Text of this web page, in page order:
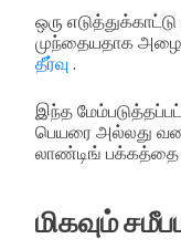
ஒரு
முந்தையதாக
தீர்வு.
இந்த
பெயரை அல்லது
லாண்டிங் பக்கத்தை
மிகவும்